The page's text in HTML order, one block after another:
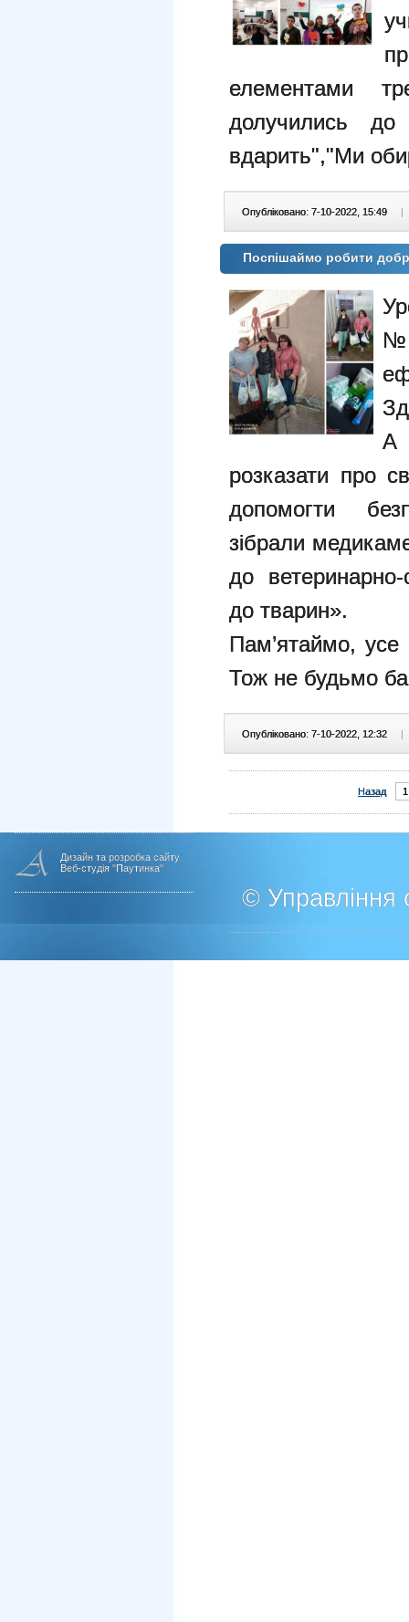
елементами
долучились
вдарить","Ми
Опубліковано: 7-10-2022, 15:49 |
Поспішаймо робити
№
А
розказати про
допомогти
зібрали
до ветеринарно-
до тварин».
Пам’ятаймо, усе
Тож не будьмо
Опубліковано: 7-10-2022, 12:32 |
Назад 1
Дизайн та розробка сайту
Веб-студія "Паутинка"
© Управління